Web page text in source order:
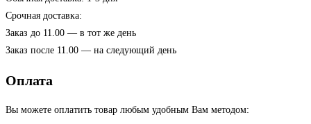
Срочная доставка:
Заказ до 11.00 — в тот же день
Заказ после 11.00 — на следующий день
Оплата
Вы можете оплатить товар любым удобным Вам методом: